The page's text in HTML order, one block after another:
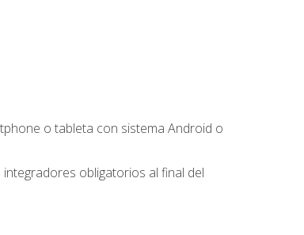
o tableta con sistema Android o
obligatorios al final del